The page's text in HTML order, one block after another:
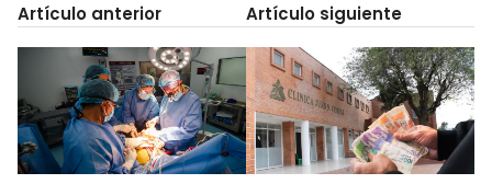
Artículo anterior Artículo siguiente